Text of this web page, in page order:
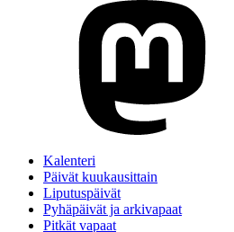
Kalenteri
Päivät kuukausittain
Liputuspäivät
Pyhäpäivät ja arkivapaat
Pitkät vapaat